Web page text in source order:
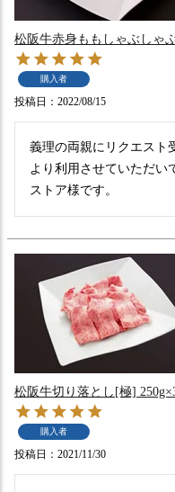
松阪牛赤身ももしゃぶしゃ
購入者
投稿日 2022/08/15
義理の両親にリクエスト
より利用させていただい
ストア様です。
松阪牛切り落とし[極]
購入者
投稿日 2021/11/30